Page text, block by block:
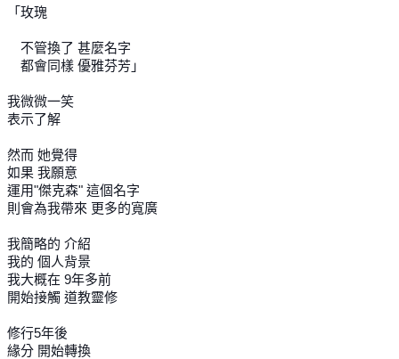
「玫瑰
不管換了 甚麼名字
都會同樣 優雅芬芳」
我微微一笑
表示了解
然而 她覺得
如果 我願意
運用"傑克森" 這個名字
則會為我帶來 更多的寬廣
我簡略的 介紹
我的 個人背景
我大概在 9年多前
開始接觸 道教靈修
修行5年後
緣分 開始轉換